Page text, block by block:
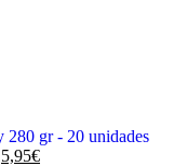
El
5,95€El